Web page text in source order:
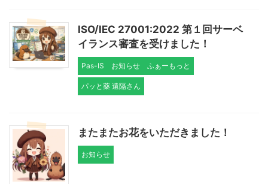
ISO/IEC 27001:2022 第１回サーベ
イランス審査を受けました！
Pas-IS お知らせ ふぁーもっと
パッと薬 遠隔さん
またまたお花をいただきました！
お知らせ